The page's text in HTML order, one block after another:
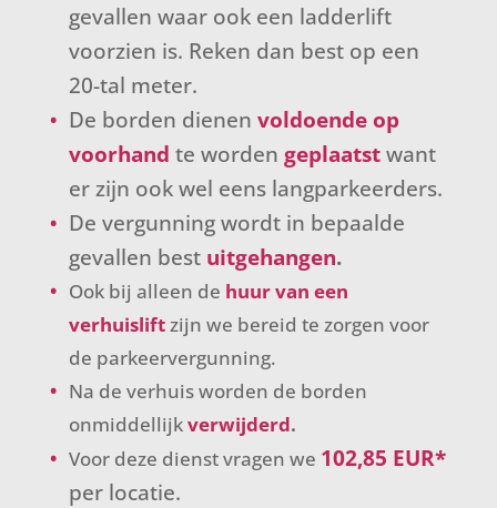
gevallen waar ook een ladderlift
voorzien is. Reken dan best op een
20-tal meter.
De borden dienen voldoende op
voorhand te worden geplaatstwant
er zijn ook wel eens langparkeerders.
De vergunning wordt in bepaalde
gevallen best uitgehangen.
Ook bij alleen de huur van een
verhuisliftzijn we bereid te zorgen voor
de parkeervergunning.
Na de verhuis worden de borden
onmiddellijkverwijderd.
Voor deze dienst vragen we 102,85 EUR*
per locatie.